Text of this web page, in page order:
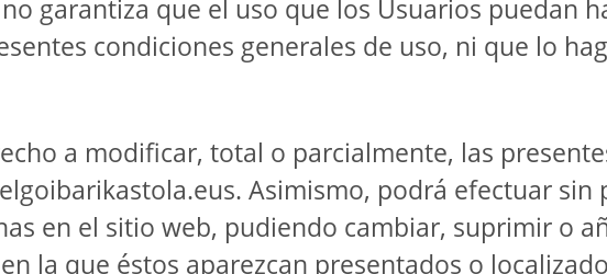
garantiza que el uso que los Usuarios puedan
condiciones generales de uso, ni que lo
a modificar, total o parcialmente, las
Asimismo, podrá efectuar sin
en el sitio web, pudiendo cambiar, suprimir o
la que éstos aparezcan presentados o